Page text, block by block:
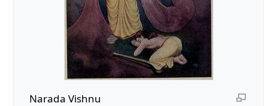
Narada Vishnu